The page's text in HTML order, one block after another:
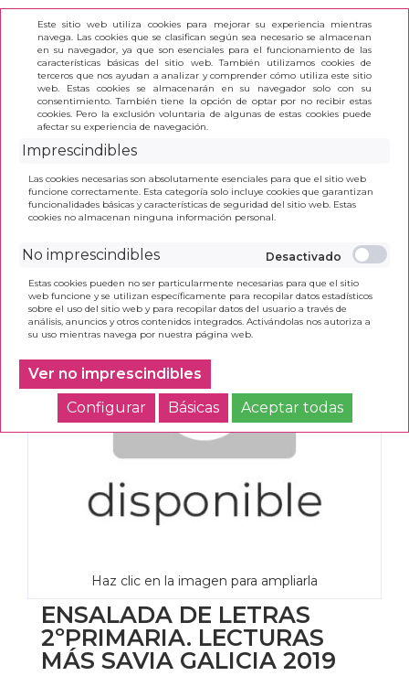
Este sitio web utiliza cookies para mejorar su experiencia mientras
navega. Las cookies que se clasifican según sea necesario se almacenan
en su navegador, ya que son esenciales para el funcionamiento de las
características básicas del sitio web. También utilizamos cookies de
terceros que nos ayudan a analizar y comprender cómo utiliza este sitio
web. Estas cookies se almacenarán en su navegador solo con su
consentimiento. También tiene la opción de optar por no recibir estas
cookies. Pero la exclusión voluntaria de algunas de estas cookies puede
afectar su experiencia de navegación.
Imprescindibles
Las cookies necesarias son absolutamente esenciales para que el sitio web
funcione correctamente. Esta categoría solo incluye cookies que garantizan
funcionalidades básicas y características de seguridad del sitio web. Estas
cookies no almacenan ninguna información personal.
No imprescindibles
Estas cookies pueden no ser particularmente necesarias para que el sitio
web funcione y se utilizan específicamente para recopilar datos estadísticos
sobre el uso del sitio web y para recopilar datos del usuario a través de
análisis, anuncios y otros contenidos integrados. Activándolas nos autoriza a
su uso mientras navega por nuestra página web.
Ver no imprescindibles
Configurar
Básicas Aceptar todas
INICIO >
ENSALADA DE LETRAS 2ºPRIMARIA.
LECTURAS MÁS SAVIA GALICIA 2019
Haz clic en la imagen para ampliarla
ENSALADA DE LETRAS
2ºPRIMARIA. LECTURAS
MÁS SAVIA GALICIA 2019